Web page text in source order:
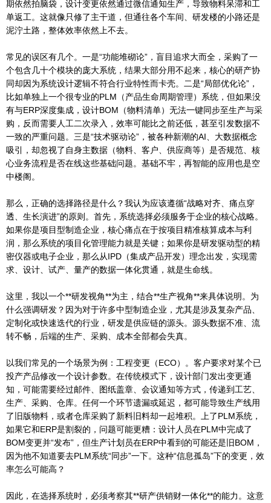
期依然拍脑袋，设计变更依然通过微信通知生产，导致物料呆滞和工
单返工。这就像只修了主干道，但通往各个车间、研发楼的小路还是
泥泞土路，整体效率依然上不去。
常见的误区有几个。一是“功能堆砌论”，盲目追求大而全，采购了一
个包含几十个模块的庞大系统，结果大部分用不起来，核心的研产协
同却因为系统设计逻辑不符合行业特性而卡壳。二是“局部优化论”，
比如单独上一个很专业的PLM（产品生命周期管理）系统，但如果没
有与ERP深度集成，设计BOM（物料清单）无法一键同步至生产与采
购，反而需要人工二次录入，效率可能比之前还低，甚至引发数据不
一致的严重问题。三是“技术驱动论”，被各种新潮的AI、大数据概念
吸引，却忽视了自身主数据（物料、客户、供应商等）是否规范、核
心业务流程是否在线这些基础问题。基础不牢，再智能的应用也是空
中楼阁。
那么，正确的选择路径是什么？我认为应该遵循“战略对齐、痛点穿
透、生长演进”的原则。首先，系统选择必须服务于企业的核心战略。
如果你是项目型制造企业，核心痛点在于按项目精准核算成本与利
润，那么系统的项目化管理能力就是关键；如果你是研发驱动型的精
密仪器或电子企业，那么从IPD（集成产品开发）理念出发，实现需
求、设计、试产、量产的数据一体化贯通，就是生命线。
这里，我以一个**研发视角**为主，结合**生产视角**来具体说明。为
什么强调研发？因为对于许多中型制造企业，尤其是涉及复杂产品、
定制化或快速迭代的行业，研发是供应链的源头。源头数据不准、流
转不畅，后端的生产、采购、成本全部都会失真。
以我们常见的一个场景为例：工程变更（ECO）。客户要求对某个已
投产产品修改一个设计参数。在传统模式下，设计部门发出变更通
知，可能需要经过邮件、图纸盖章、会议通知等方式，传递到工艺、
生产、采购、仓库。任何一个环节遗漏或延迟，都可能导致生产线用
了旧版物料，或者仓库采购了新料旧料却一起堆积。上了PLM系统，
如果它和ERP是割裂的，问题可能更糟：设计人员在PLM中完成了
BOM变更并“发布”，但生产计划员在ERP中看到的可能还是旧BOM，
因为他不知道要去PLM系统“同步”一下。这种“信息孤岛”下的变更，效
率怎么可能高？
因此，在选择系统时，必须考察其**研产供销财一体化**的能力。这意